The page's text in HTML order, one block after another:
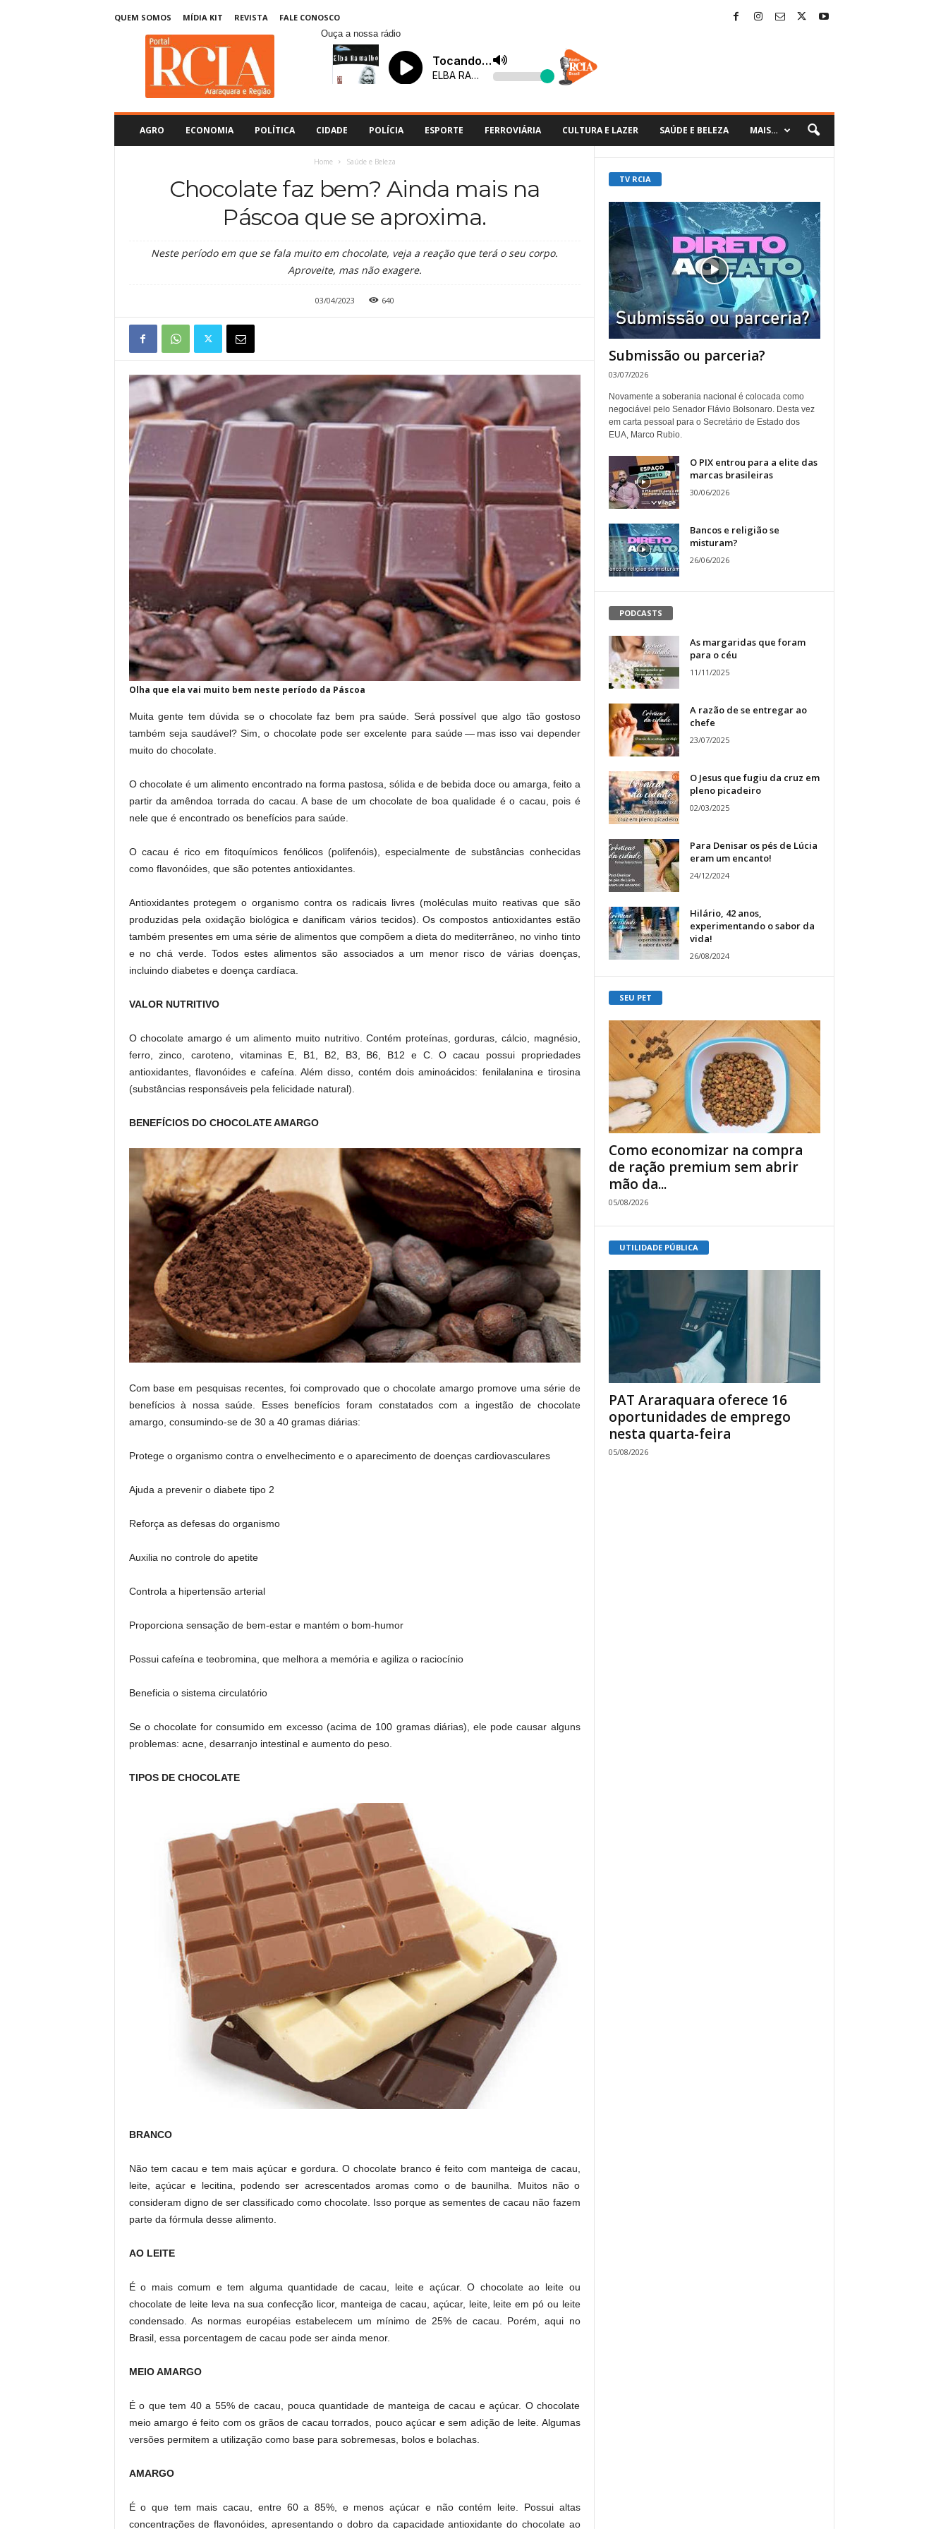
QUEM SOMOS MÍDIA KIT REVISTA
FALE CONOSCO
Ouça a nossa rádio
AGRO ECONOMIA POLÍTICA CIDADE POLÍCIA ESPORTE FERROVIÁRIA CULTURA E LAZER SAÚDE E BELEZA MAIS…
Home Saúde e Beleza
Chocolate faz bem? Ainda mais na
Páscoa que se aproxima.
Neste período em que se fala muito em chocolate, veja a reação que terá o seu corpo.
Aproveite, mas não exagere.
03/04/2023 640
Olha que ela vai muito bem neste período da Páscoa
Muita gente tem dúvida se o chocolate faz bem pra saúde. Será possível que algo tão gostoso
também seja saudável? Sim, o chocolate pode ser excelente para saúde — mas isso vai depender
muito do chocolate.
O chocolate é um alimento encontrado na forma pastosa, sólida e de bebida doce ou amarga, feito a
partir da amêndoa torrada do cacau. A base de um chocolate de boa qualidade é o cacau, pois é
nele que é encontrado os benefícios para saúde.
O cacau é rico em fitoquímicos fenólicos (polifenóis), especialmente de substâncias conhecidas
como flavonóides, que são potentes antioxidantes.
Antioxidantes protegem o organismo contra os radicais livres (moléculas muito reativas que são
produzidas pela oxidação biológica e danificam vários tecidos). Os compostos antioxidantes estão
também presentes em uma série de alimentos que compõem a dieta do mediterrâneo, no vinho tinto
e no chá verde. Todos estes alimentos são associados a um menor risco de várias doenças,
incluindo diabetes e doença cardíaca.
VALOR NUTRITIVO
O chocolate amargo é um alimento muito nutritivo. Contém proteínas, gorduras, cálcio, magnésio,
ferro, zinco, caroteno, vitaminas E, B1, B2, B3, B6, B12 e C. O cacau possui propriedades
antioxidantes, flavonóides e cafeína. Além disso, contém dois aminoácidos: fenilalanina e tirosina
(substâncias responsáveis pela felicidade natural).
BENEFÍCIOS DO CHOCOLATE AMARGO
Com base em pesquisas recentes, foi comprovado que o chocolate amargo promove uma série de
benefícios à nossa saúde. Esses benefícios foram constatados com a ingestão de chocolate
amargo, consumindo-se de 30 a 40 gramas diárias:
Protege o organismo contra o envelhecimento e o aparecimento de doenças cardiovasculares
Ajuda a prevenir o diabete tipo 2
Reforça as defesas do organismo
Auxilia no controle do apetite
Controla a hipertensão arterial
Proporciona sensação de bem-estar e mantém o bom-humor
Possui cafeína e teobromina, que melhora a memória e agiliza o raciocínio
Beneficia o sistema circulatório
Se o chocolate for consumido em excesso (acima de 100 gramas diárias), ele pode causar alguns
problemas: acne, desarranjo intestinal e aumento do peso.
TIPOS DE CHOCOLATE
BRANCO
Não tem cacau e tem mais açúcar e gordura. O chocolate branco é feito com manteiga de cacau,
leite, açúcar e lecitina, podendo ser acrescentados aromas como o de baunilha. Muitos não o
consideram digno de ser classificado como chocolate. Isso porque as sementes de cacau não fazem
parte da fórmula desse alimento.
AO LEITE
É o mais comum e tem alguma quantidade de cacau, leite e açúcar. O chocolate ao leite ou
chocolate de leite leva na sua confecção licor, manteiga de cacau, açúcar, leite, leite em pó ou leite
condensado. As normas européias estabelecem um mínimo de 25% de cacau. Porém, aqui no
Brasil, essa porcentagem de cacau pode ser ainda menor.
MEIO AMARGO
É o que tem 40 a 55% de cacau, pouca quantidade de manteiga de cacau e açúcar. O chocolate
meio amargo é feito com os grãos de cacau torrados, pouco açúcar e sem adição de leite. Algumas
versões permitem a utilização como base para sobremesas, bolos e bolachas.
AMARGO
É o que tem mais cacau, entre 60 a 85%, e menos açúcar e não contém leite. Possui altas
concentrações de flavonóides, apresentando o dobro da capacidade antioxidante do chocolate ao
TV RCIA
Submissão ou parceria?
03/07/2026
Novamente a soberania nacional é colocada como
negociável pelo Senador Flávio Bolsonaro. Desta vez
em carta pessoal para o Secretário de Estado dos
EUA, Marco Rubio.
O PIX entrou para a elite das
marcas brasileiras
30/06/2026
Bancos e religião se
misturam?
26/06/2026
PODCASTS
As margaridas que foram
para o céu
11/11/2025
A razão de se entregar ao
chefe
23/07/2025
O Jesus que fugiu da cruz em
pleno picadeiro
02/03/2025
Para Denisar os pés de Lúcia
eram um encanto!
24/12/2024
Hilário, 42 anos,
experimentando o sabor da
vida!
26/08/2024
SEU PET
Como economizar na compra
de ração premium sem abrir
mão da...
05/08/2026
UTILIDADE PÚBLICA
PAT Araraquara oferece 16
oportunidades de emprego
nesta quarta-feira
05/08/2026